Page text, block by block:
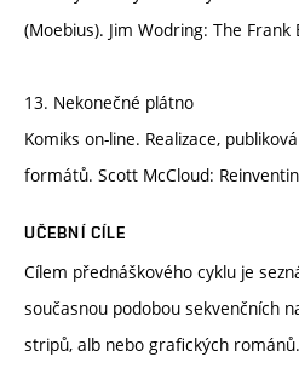
(Moebius). Jim Wodring: The Frank
13. Nekonečné plátno
Komiks on-line. Realizace,
formátů. Scott McCloud:
UČEBNÍ CÍLE
Cílem přednáškového cyklu je
současnou podobou sekvenčních
stripů, alb nebo grafických románů.